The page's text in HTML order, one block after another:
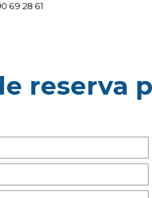
69 28 61
reserva